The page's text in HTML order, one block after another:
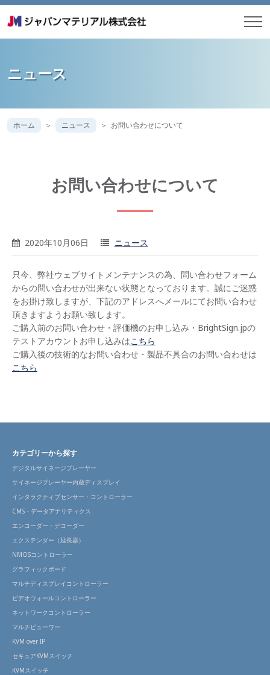
ニュース
ホーム ニュース お問い合わせについて
お問い合わせについて
2020年10月06日 ニュース
只今、弊社ウェブサイトメンテナンスの為、問い合わせフォーム
からの問い合わせが出来ない状態となっております。誠にご迷惑
をお掛け致しますが、下記のアドレスへメールにてお問い合わせ
頂きますようお願い致します。
ご購入前のお問い合わせ・評価機のお申し込み・BrightSign.jpの
テストアカウントお申し込みはこちら
ご購入後の技術的なお問い合わせ・製品不具合のお問い合わせは
こちら
カテゴリーから探す
デジタルサイネージプレーヤー
サイネージプレーヤー内蔵ディスプレイ
インタラクティブセンサー・コントローラー
CMS・データアナリティクス
エンコーダー・デコーダー
エクステンダー（延長器）
NMOSコントローラー
グラフィックボード
マルチディスプレイコントローラー
ビデオウォールコントローラー
ネットワークコントローラー
マルチビューワー
KVM over IP
セキュアKVMスイッチ
KVMスイッチ